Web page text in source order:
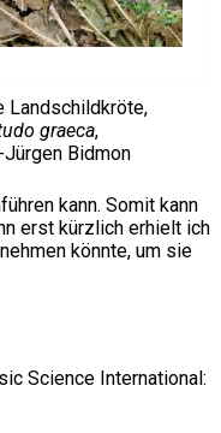
Landschildkröte,
graeca,
Bidmon
kann. Somit kann
erst kürzlich erhielt ich
könnte, um sie
Science International: